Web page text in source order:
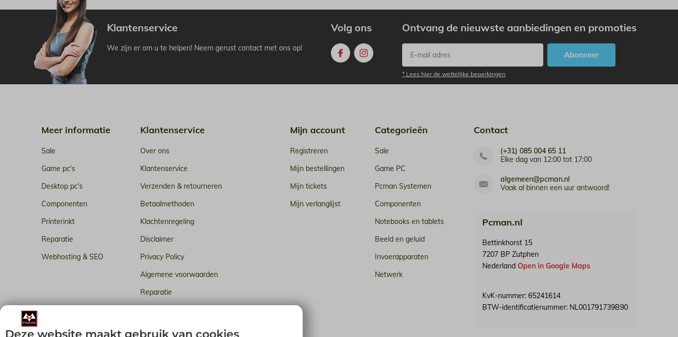
Klantenservice
We zijn er om u te helpen! Neem gerust contact met ons op!
Volg ons Ontvang de nieuwste aanbiedingen en promoties
Abonneer
* Lees hier de wettelijke beperkingen
Meer informatie
Sale
Game pc's
Desktop pc's
Componenten
Printerinkt
Reparatie
Webhosting & SEO
Klantenservice
Over ons
Klantenservice
Verzenden & retourneren
Betaalmethoden
Klachtenregeling
Disclaimer
Privacy Policy
Algemene voorwaarden
Reparatie
Mijn account
Registreren
Mijn bestellingen
Mijn tickets
Mijn verlanglijst
Categorieën
Sale
Game PC
Pcman Systemen
Componenten
Notebooks en tablets
Beeld en geluid
Invoerapparaten
Netwerk
Contact
(+31) 085 004 65 11
Elke dag van 12:00 tot 17:00
algemeen@pcman.nl
Vaak al binnen een uur antwoord!
Pcman.nl
Bettinkhorst 15
7207 BP Zutphen
Nederland Open in Google Maps
KvK-nummer: 65241614
BTW-identificatienummer: NL001791739B90
Deze website maakt gebruik van cookies